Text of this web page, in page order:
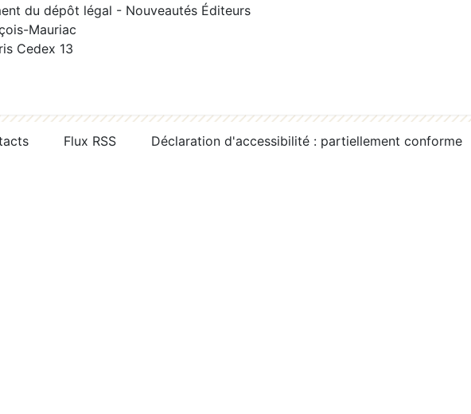
du dépôt légal - Nouveautés Éditeurs
Mauriac
Cedex 13
Flux RSS Déclaration d'accessibilité : partiellement conforme